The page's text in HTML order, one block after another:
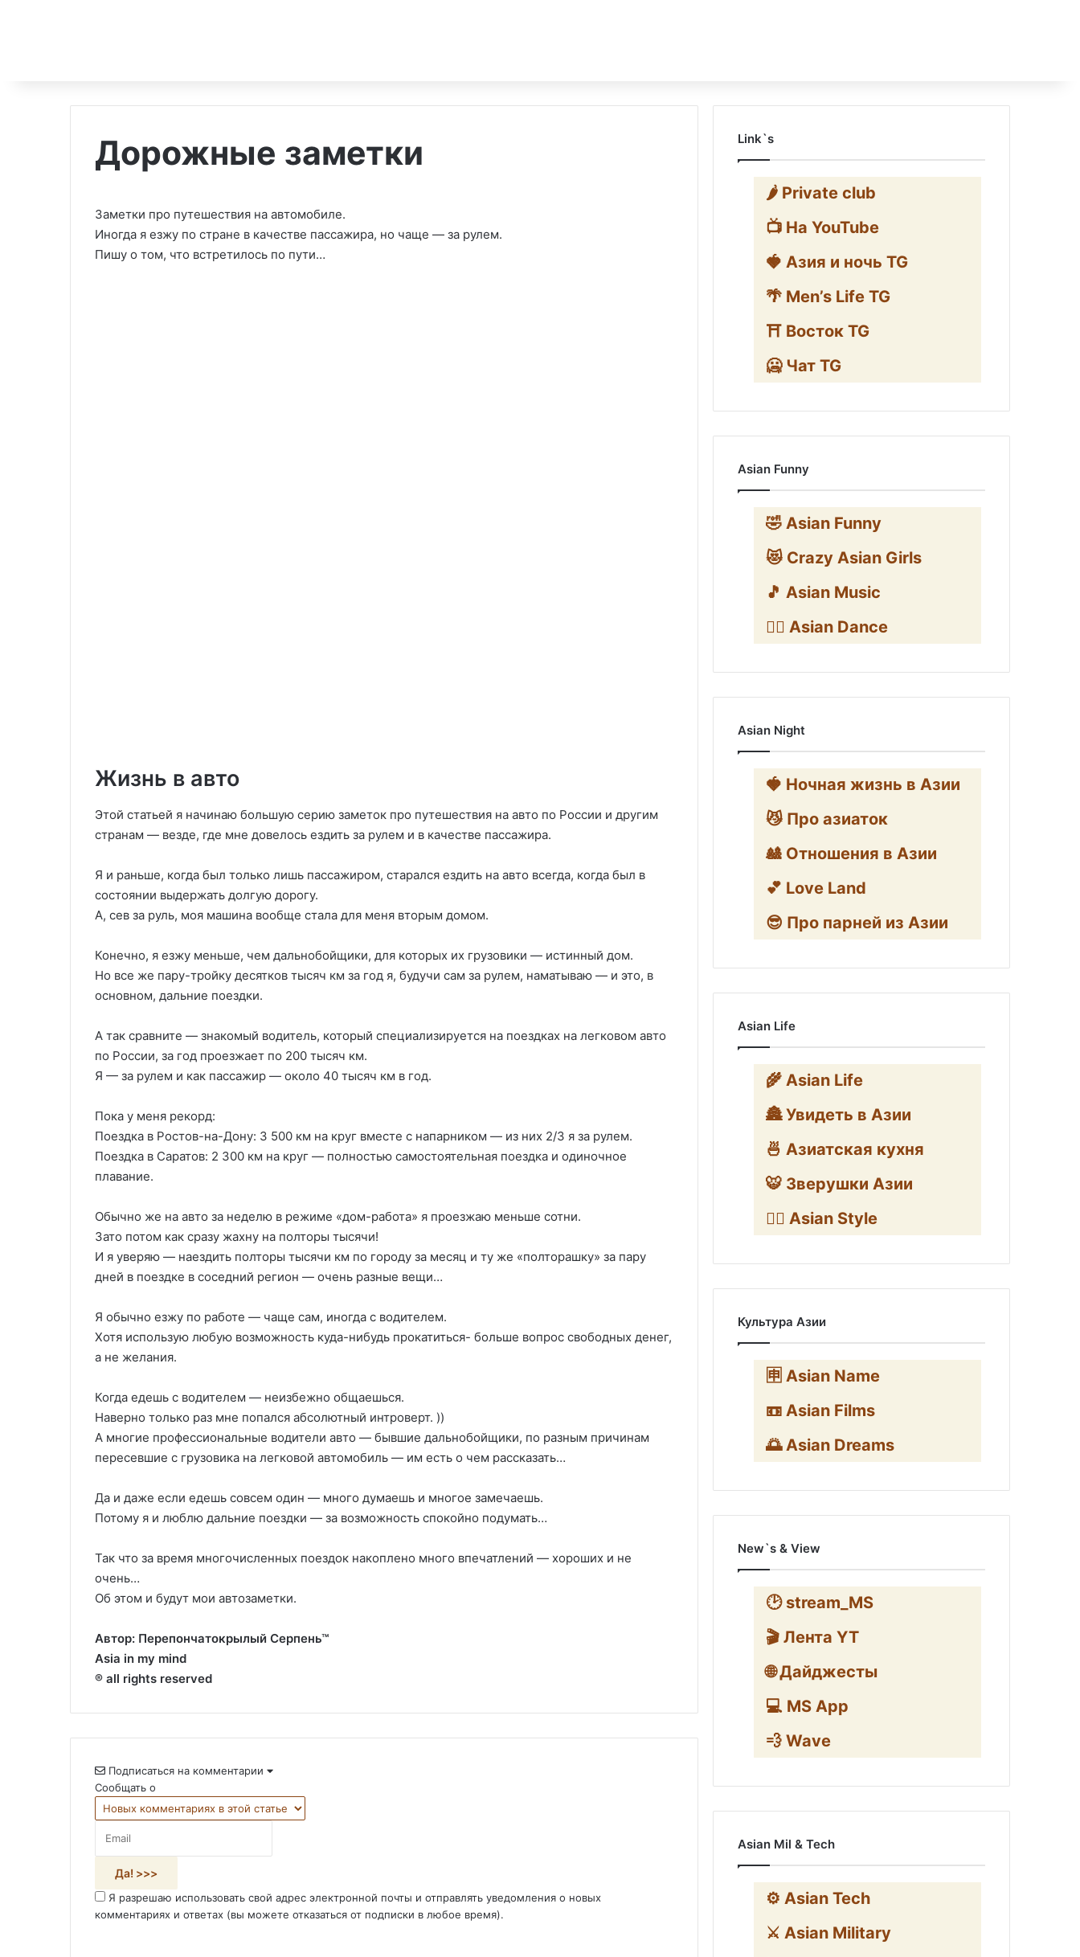
Дорожные заметки
Заметки про путешествия на автомобиле.
Иногда я езжу по стране в качестве пассажира, но чаще — за рулем.
Пишу о том, что встретилось по пути…
Жизнь в авто
Этой статьей я начинаю большую серию заметок про путешествия на авто по России и другим
странам — везде, где мне довелось ездить за рулем и в качестве пассажира.
Я и раньше, когда был только лишь пассажиром, старался ездить на авто всегда, когда был в
состоянии выдержать долгую дорогу.
А, сев за руль, моя машина вообще стала для меня вторым домом.
Конечно, я езжу меньше, чем дальнобойщики, для которых их грузовики — истинный дом.
Но все же пару-тройку десятков тысяч км за год я, будучи сам за рулем, наматываю — и это, в
основном, дальние поездки.
А так сравните — знакомый водитель, который специализируется на поездках на легковом авто
по России, за год проезжает по 200 тысяч км.
Я — за рулем и как пассажир — около 40 тысяч км в год.
Пока у меня рекорд:
Поездка в Ростов-на-Дону: 3 500 км на круг вместе с напарником — из них 2/3 я за рулем.
Поездка в Саратов: 2 300 км на круг — полностью самостоятельная поездка и одиночное
плавание.
Обычно же на авто за неделю в режиме «дом-работа» я проезжаю меньше сотни.
Зато потом как сразу жахну на полторы тысячи!
И я уверяю — наездить полторы тысячи км по городу за месяц и ту же «полторашку» за пару
дней в поездке в соседний регион — очень разные вещи…
Я обычно езжу по работе — чаще сам, иногда с водителем.
Хотя использую любую возможность куда-нибудь прокатиться- больше вопрос свободных денег,
а не желания.
Когда едешь с водителем — неизбежно общаешься.
Наверно только раз мне попался абсолютный интроверт. ))
А многие профессиональные водители авто — бывшие дальнобойщики, по разным причинам
пересевшие с грузовика на легковой автомобиль — им есть о чем рассказать…
Да и даже если едешь совсем один — много думаешь и многое замечаешь.
Потому я и люблю дальние поездки — за возможность спокойно подумать…
Так что за время многочисленных поездок накоплено много впечатлений — хороших и не
очень…
Об этом и будут мои автозаметки.
Автор: Перепончатокрылый Серпень™
Asia in my mind
® all rights reserved
Подписаться на комментарии
Сообщать о
Я разрешаю использовать свой адрес электронной почты и отправлять уведомления о новых
комментариях и ответах (вы можете отказаться от подписки в любое время).
Link`s
🌶️ Private club
📺 На YouTube
🍓 Азия и ночь TG
🌴 Men’s Life TG
⛩️ Восток TG
🥶 Чат TG
Asian Funny
🤣 Asian Funny
😻 Crazy Asian Girls
🎵 Asian Music
👯‍♀️ Asian Dance
Asian Night
🍓 Ночная жизнь в Азии
😼 Про азиаток
🎎 Отношения в Азии
💕 Love Land
😎 Про парней из Азии
Asian Life
🌾 Asian Life
🏯 Увидеть в Азии
🍜 Азиатская кухня
🐯 Зверушки Азии
🧛‍♂️ Asian Style
Культура Азии
🈸 Asian Name
📼 Asian Films
🌅 Asian Dreams
New`s & View
🕑 stream_MS
🎬 Лента YT
🌐 Дайджесты
💻 MS App
💨 Wave
Asian Mil & Tech
⚙️ Asian Tech
⚔️ Asian Military